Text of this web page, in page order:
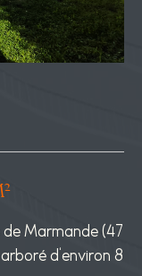
Marmande (47
d'environ 8